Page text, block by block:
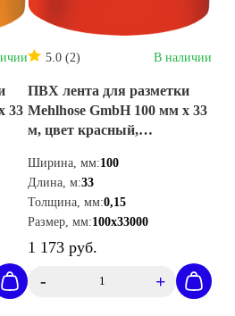
33
5.0 (2) В наличии
ПВХ лента для разметки
Mehlhose GmbH 100 мм х 33
м, цвет красный,
Ширина, мм:100
Длина, м:33
Толщина, мм:0,15
Размер, мм:100х33000
1 173 руб.
- +